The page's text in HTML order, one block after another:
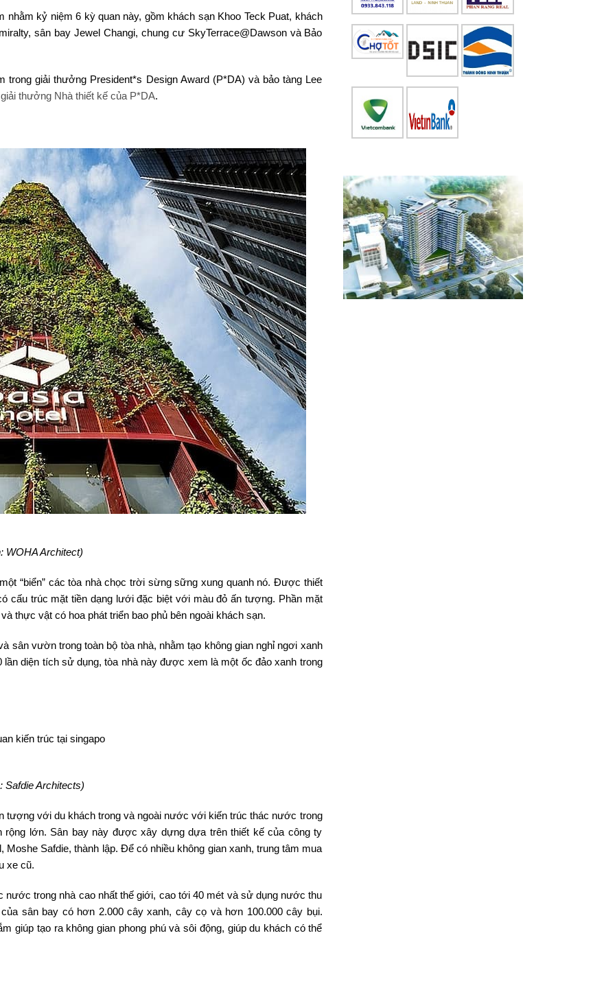
kỷ niệm 6 kỳ quan này, gồm khách sạn Khoo Teck Puat, khách
sân bay Jewel Changi, chung cư SkyTerrace@Dawson và Bảo
giải thưởng President*s Design Award (P*DA) và bảo tàng Lee
giải thưởng Nhà thiết kế của P*DA.
WOHA Architect)
“biển” các tòa nhà chọc trời sừng sững xung quanh nó. Được thiết
cấu trúc mặt tiền dạng lưới đặc biệt với màu đỏ ấn tượng. Phần mặt
thực vật có hoa phát triển bao phủ bên ngoài khách sạn.
sân vườn trong toàn bộ tòa nhà, nhằm tạo không gian nghỉ ngơi xanh
diện tích sử dụng, tòa nhà này được xem là một ốc đảo xanh trong
Safdie Architects)
tượng với du khách trong và ngoài nước với kiến trúc thác nước trong
lớn. Sân bay này được xây dựng dựa trên thiết kế của công ty
Safdie, thành lập. Để có nhiều không gian xanh, trung tâm mua
xe cũ.
trong nhà cao nhất thế giới, cao tới 40 mét và sử dụng nước thu
sân bay có hơn 2.000 cây xanh, cây cọ và hơn 100.000 cây bụi.
giúp tạo ra không gian phong phú và sôi động, giúp du khách có thể